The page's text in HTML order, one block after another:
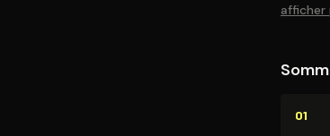
afficher
01